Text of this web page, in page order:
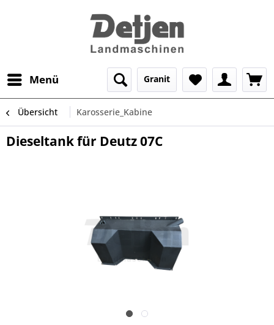
Menü Granit
Übersicht Karosserie_Kabine
Dieseltank für Deutz 07C